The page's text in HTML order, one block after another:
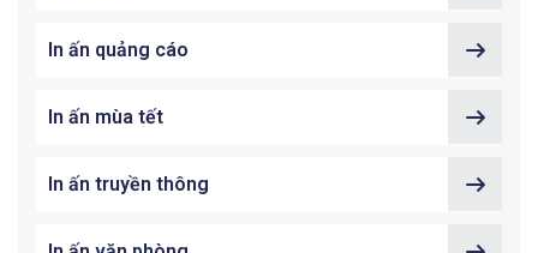
In ấn quảng cáo
In ấn mùa tết
In ấn truyền thông